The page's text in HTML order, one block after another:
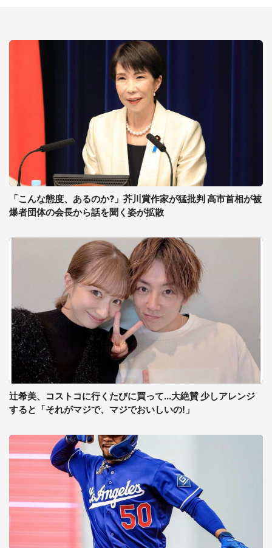
「こんな態度、あるのか?」芥川賞作家が猛批判 高市首相が被
爆者団体の会長から話を聞く姿が拡散
辻希美、コストコに行くたびに買って...大絶賛 少しアレンジ
すると「それがマジで、マジでおいしいの!」